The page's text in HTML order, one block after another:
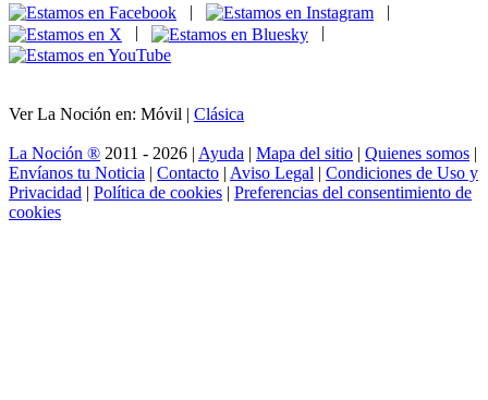
|
|
|
|
Ver La Noción en: Móvil | Clásica
La Noción ® 2011 - 2026 | Ayuda | Mapa del sitio | Quienes somos |
Envíanos tu Noticia | Contacto | Aviso Legal | Condiciones de Uso y
Privacidad | Política de cookies | Preferencias del consentimiento de
cookies